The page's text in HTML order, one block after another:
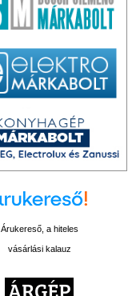
Árukereső, a hiteles
vásárlási kalauz